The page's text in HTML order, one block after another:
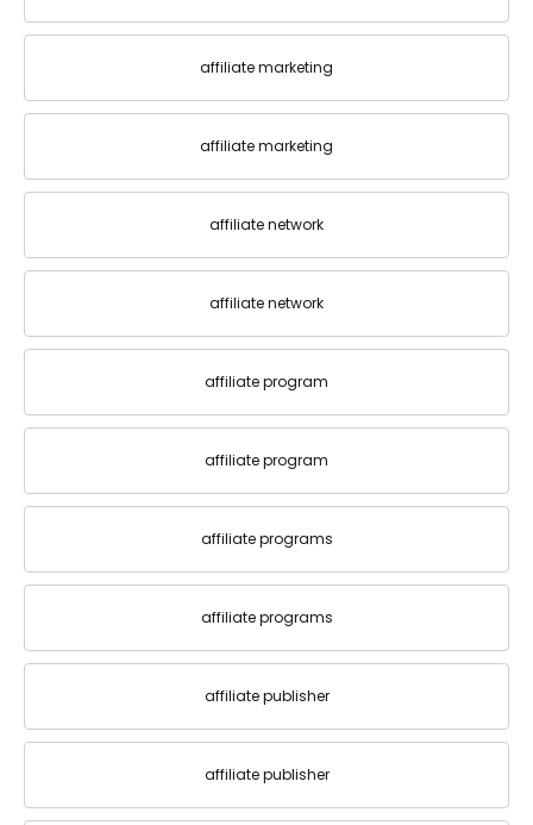
affiliate marketing
affiliate marketing
affiliate network
affiliate network
affiliate program
affiliate program
affiliate programs
affiliate programs
affiliate publisher
affiliate publisher